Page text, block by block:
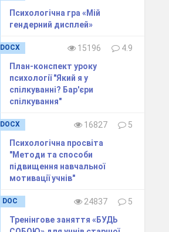
Психологічна гра «Мій
гендерний дисплей»
DOCX 15196
4.9
План-конспект уроку
психології "Який я у
спілкуванні? Бар'єри
спілкування"
DOCX 16827
5
Психологічна просвіта
"Методи та способи
підвищення навчальної
мотивації учнів"
DOC 24837
5
Тренінгове заняття «БУДЬ